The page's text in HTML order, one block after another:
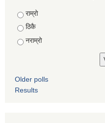
Choices
राम्रो
ठिकै
नराम्रो
Older polls
Results